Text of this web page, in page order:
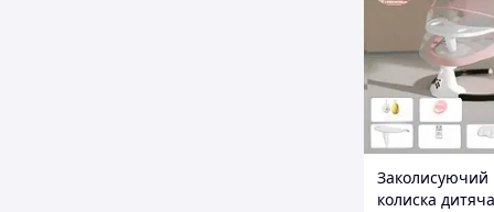
Заколисуючий
колиска